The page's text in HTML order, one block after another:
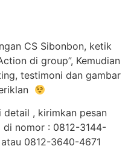
CS Sibonbon, ketik
di group”, Kemudian
testimoni dan gambar
, kirimkan pesan
di nomor : 0812-3144-
0812-3640-4671